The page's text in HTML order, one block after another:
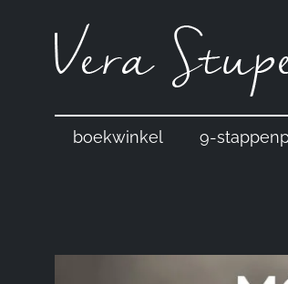
boekwinkel 9-